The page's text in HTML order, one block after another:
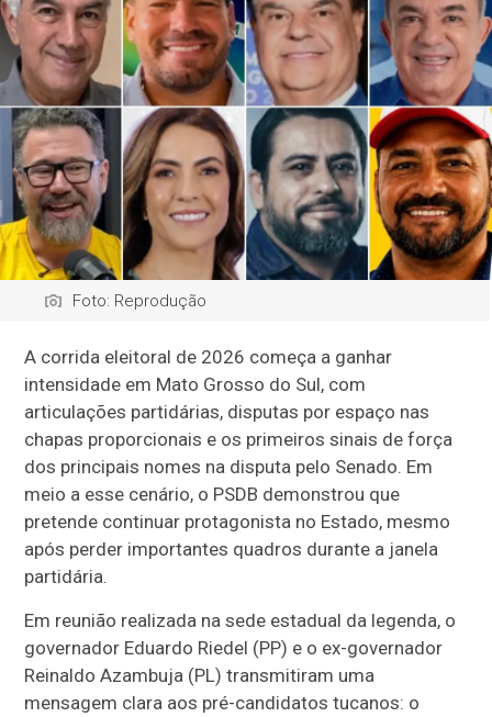
Foto: Reprodução
A corrida eleitoral de 2026 começa a ganhar
intensidade em Mato Grosso do Sul, com
articulações partidárias, disputas por espaço nas
chapas proporcionais e os primeiros sinais de força
dos principais nomes na disputa pelo Senado. Em
meio a esse cenário, o PSDB demonstrou que
pretende continuar protagonista no Estado, mesmo
após perder importantes quadros durante a janela
partidária.
Em reunião realizada na sede estadual da legenda, o
governador Eduardo Riedel (PP) e o ex-governador
Reinaldo Azambuja (PL) transmitiram uma
mensagem clara aos pré-candidatos tucanos: o